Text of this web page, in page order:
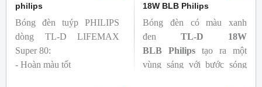
thông lớn(1350lm)
philips
Bóng đèn tuýp PHILIPS
dòng TL-D LIFEMAX
Super 80:
- Hoàn màu tốt
18W BLB Philips
Bóng đèn có màu xanh
đen TL-D 18W
BLB
Philips tạo ra một
vùng sáng với bước sóng